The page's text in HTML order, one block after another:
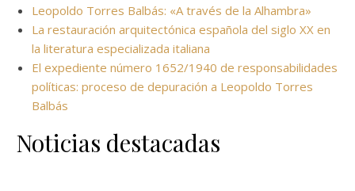
Leopoldo Torres Balbás: «A través de la Alhambra»
La restauración arquitectónica española del siglo XX en
la literatura especializada italiana
El expediente número 1652/1940 de responsabilidades
políticas: proceso de depuración a Leopoldo Torres
Balbás
Noticias destacadas